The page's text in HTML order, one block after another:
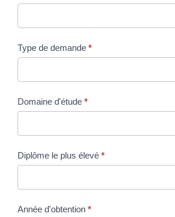
Type de demande *
Domaine d'étude *
Diplôme le plus élevé *
Année d'obtention *